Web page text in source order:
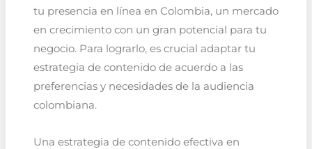
tu presencia en línea en Colombia, un mercado
en crecimiento con un gran potencial para tu
negocio. Para lograrlo, es crucial adaptar tu
estrategia de contenido de acuerdo a las
preferencias y necesidades de la audiencia
colombiana.
Una estrategia de contenido efectiva en